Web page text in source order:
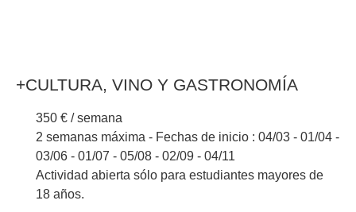
+CULTURA, VINO Y GASTRONOMÍA
350 € / semana
2 semanas máxima - Fechas de inicio : 04/03 - 01/04 -
03/06 - 01/07 - 05/08 - 02/09 - 04/11
Actividad abierta sólo para estudiantes mayores de
18 años.